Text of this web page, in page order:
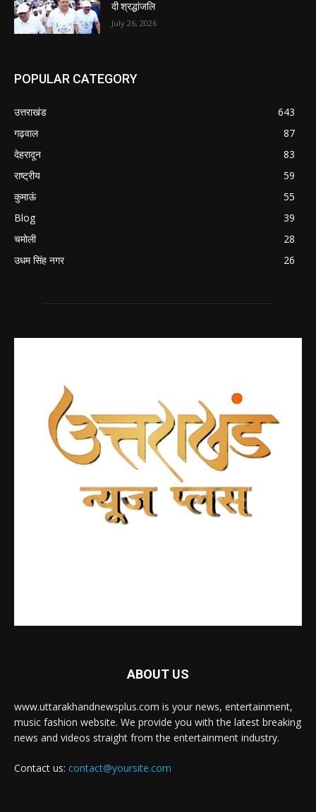
दी श्रद्धांजलि
July 26, 2026
POPULAR CATEGORY
उत्तराखंड
643
गढ़वाल
87
देहरादून
83
राष्ट्रीय
59
कुमाऊं
55
Blog
39
चमोली
28
उधम सिंह नगर
26
ABOUT US
www.uttarakhandnewsplus.com is your news, entertainment,
music fashion website. We provide you with the latest breaking
news and videos straight from the entertainment industry.
Contact us: contact@yoursite.com